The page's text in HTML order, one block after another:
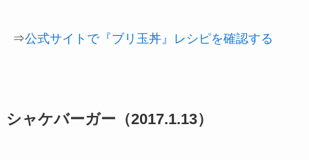
⇒公式サイトで『ブリ玉丼』レシピを確認する
シャケバーガー（2017.1.13）